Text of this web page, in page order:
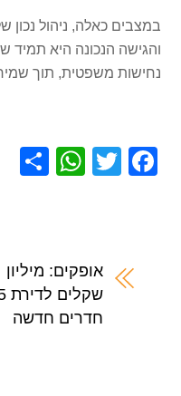
במצבים כאלה, ניהול
והגישה הנכונה היא תמיד
נחישות משפטית, תוך
F
b
T
W
A
p
אופקים: מיליון
חדרים חדשה